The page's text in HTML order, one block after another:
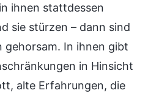
ihnen stattdessen
sie stürzen – dann sind
gehorsam. In ihnen gibt
in Hinsicht
alte Erfahrungen, die